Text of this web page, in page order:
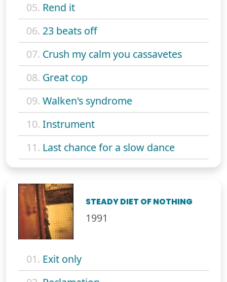
05. Rend it
06. 23 beats off
07. Crush my calm you cassavetes
08. Great cop
09. Walken's syndrome
10. Instrument
11. Last chance for a slow dance
STEADY DIET OF NOTHING
1991
01. Exit only